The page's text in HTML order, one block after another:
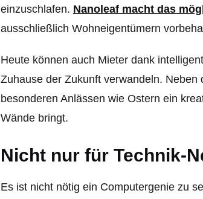
einzuschlafen. Nanoleaf macht das
ausschließlich Wohneigentümern
Heute können auch Mieter dank
Zuhause der Zukunft verwandeln.
besonderen Anlässen wie Ostern ein
Wände bringt.
Nicht nur für Technik-
Es ist nicht nötig ein Computergenie zu